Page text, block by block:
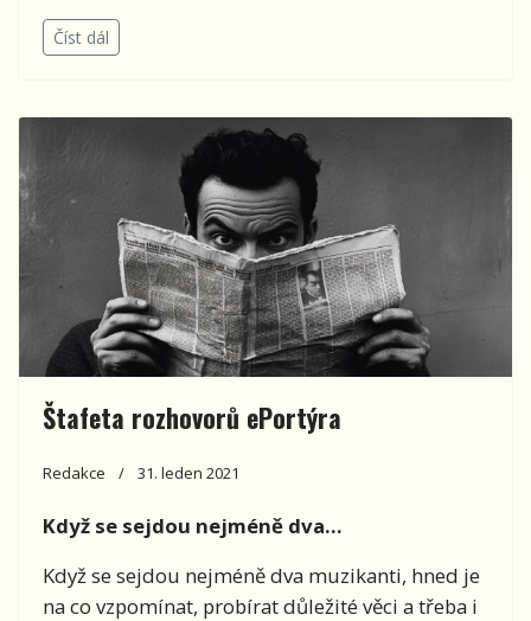
Číst dál
Štafeta rozhovorů ePortýra
Redakce 31. leden 2021
Když se sejdou nejméně dva…
Když se sejdou nejméně dva muzikanti, hned je
na co vzpomínat, probírat důležité věci a třeba i